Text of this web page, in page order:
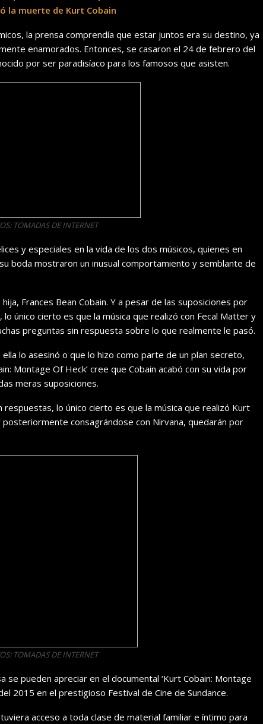
la muerte de Kurt Cobain
la prensa comprendía que estar juntos era su destino, ya
enamorados. Entonces, se casaron el 24 de febrero del
por ser paradisíaco para los famosos que asisten.
TOMADAS DE INTERNET
y especiales en la vida de los dos músicos, quienes en
boda mostraron un inusual comportamiento y semblante de
Frances Bean Cobain. Y a pesar de las suposiciones por
único cierto es que la música que realizó con Fecal Matter y
preguntas sin respuesta sobre lo que realmente le pasó.
lo asesinó o que lo hizo como parte de un plan secreto,
Montage Of Heck’ cree que Cobain acabó con su vida por
meras suposiciones.
respuestas, lo único cierto es que la música que realizó Kurt
consagrándose con Nirvana, quedarán por
TOMADAS DE INTERNET
pueden apreciar en el documental ‘Kurt Cobain: Montage
2015 en el prestigioso Festival de Cine de Sundance.
acceso a toda clase de material familiar e íntimo para